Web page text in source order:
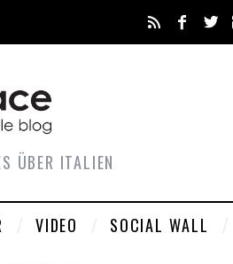
ÜBER ITALIEN
VIDEO SOCIAL WALL